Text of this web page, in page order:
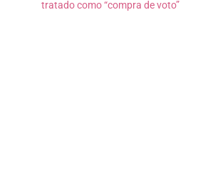
tratado como “compra de voto”